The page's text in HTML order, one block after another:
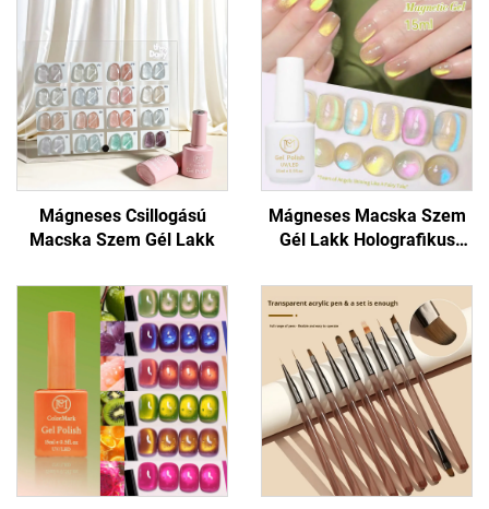
Mágneses Csillogású
Macska Szem Gél Lakk
Mágneses Macska Szem
Gél Lakk Holografikus